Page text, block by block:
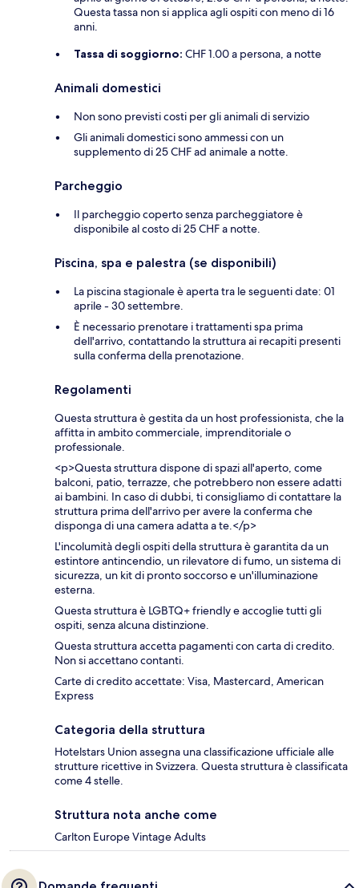
Questa tassa non si applica agli ospiti con meno di 16
anni.
Tassa di soggiorno: CHF 1.00 a persona, a notte
Animali domestici
Non sono previsti costi per gli animali di servizio
Gli animali domestici sono ammessi con un
supplemento di 25 CHF ad animale a notte.
Parcheggio
Il parcheggio coperto senza parcheggiatore è
disponibile al costo di 25 CHF a notte.
Piscina, spa e palestra (se disponibili)
La piscina stagionale è aperta tra le seguenti date: 01
aprile - 30 settembre.
È necessario prenotare i trattamenti spa prima
dell'arrivo, contattando la struttura ai recapiti presenti
sulla conferma della prenotazione.
Regolamenti
Questa struttura è gestita da un host professionista, che la
affitta in ambito commerciale, imprenditoriale o
professionale.
<p>Questa struttura dispone di spazi all'aperto, come
balconi, patio, terrazze, che potrebbero non essere adatti
ai bambini. In caso di dubbi, ti consigliamo di contattare la
struttura prima dell'arrivo per avere la conferma che
disponga di una camera adatta a te.</p>
L'incolumità degli ospiti della struttura è garantita da un
estintore antincendio, un rilevatore di fumo, un sistema di
sicurezza, un kit di pronto soccorso e un'illuminazione
esterna.
Questa struttura è LGBTQ+ friendly e accoglie tutti gli
ospiti, senza alcuna distinzione.
Questa struttura accetta pagamenti con carta di credito.
Non si accettano contanti.
Carte di credito accettate: Visa, Mastercard, American
Express
Categoria della struttura
Hotelstars Union assegna una classificazione ufficiale alle
strutture ricettive in Svizzera. Questa struttura è classificata
come 4 stelle.
Struttura nota anche come
Carlton Europe Vintage Adults